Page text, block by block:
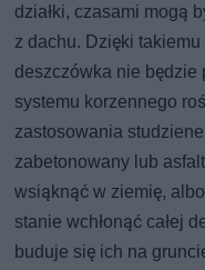
działki, czasami mogą
z dachu. Dzięki
deszczówka nie będzie
systemu korzennego
zastosowania
zabetonowany lub
wsiąknąć w ziemię,
stanie wchłonąć całej
buduje się ich na